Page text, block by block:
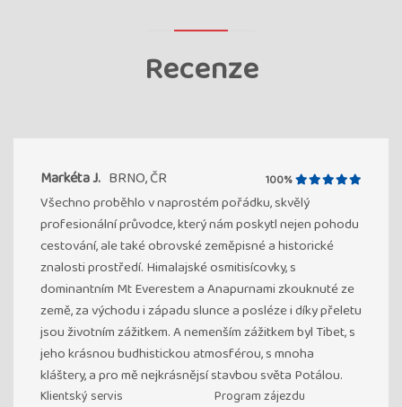
Recenze
Markéta J. BRNO, ČR 100%
Všechno proběhlo v naprostém pořádku, skvělý
profesionální průvodce, který nám poskytl nejen pohodu
cestování, ale také obrovské zeměpisné a historické
znalosti prostředí. Himalajské osmitisícovky, s
dominantním Mt Everestem a Anapurnami zkouknuté ze
země, za východu i západu slunce a posléze i díky přeletu
jsou životním zážitkem. A nemenším zážitkem byl Tibet, s
jeho krásnou budhistickou atmosférou, s mnoha
kláštery, a pro mě nejkrásnějsí stavbou světa Potálou.
Klientský servis Program zájezdu